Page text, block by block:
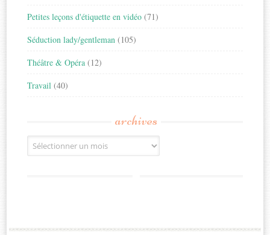
Petites leçons d'étiquette en vidéo (71)
Séduction lady/gentleman (105)
Théâtre & Opéra (12)
Travail (40)
archives
Archives